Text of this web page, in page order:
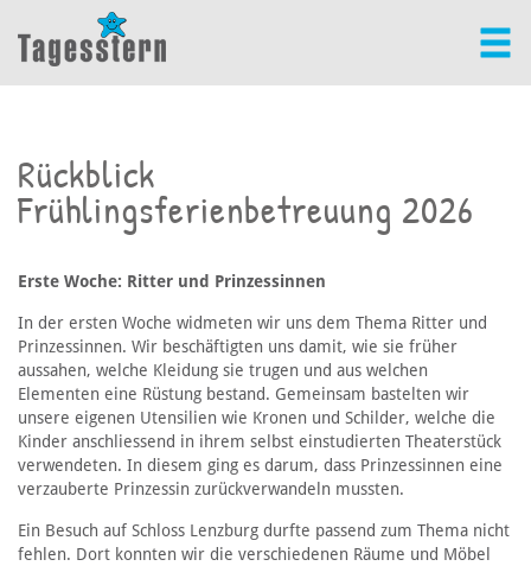
Rückblick
Frühlingsferienbetreuung 2026
Erste Woche: Ritter und Prinzessinnen
In der ersten Woche widmeten wir uns dem Thema Ritter und
Prinzessinnen. Wir beschäftigten uns damit, wie sie früher
aussahen, welche Kleidung sie trugen und aus welchen
Elementen eine Rüstung bestand. Gemeinsam bastelten wir
unsere eigenen Utensilien wie Kronen und Schilder, welche die
Kinder anschliessend in ihrem selbst einstudierten Theaterstück
verwendeten. In diesem ging es darum, dass Prinzessinnen eine
verzauberte Prinzessin zurückverwandeln mussten.
Ein Besuch auf Schloss Lenzburg durfte passend zum Thema nicht
fehlen. Dort konnten wir die verschiedenen Räume und Möbel